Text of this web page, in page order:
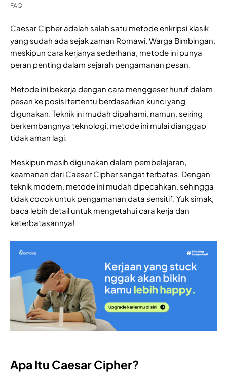
FAQ
Caesar Cipher adalah salah satu metode enkripsi klasik
yang sudah ada sejak zaman Romawi. Warga Bimbingan,
meskipun cara kerjanya sederhana, metode ini punya
peran penting dalam sejarah pengamanan pesan.
Metode ini bekerja dengan cara menggeser huruf dalam
pesan ke posisi tertentu berdasarkan kunci yang
digunakan. Teknik ini mudah dipahami, namun, seiring
berkembangnya teknologi, metode ini mulai dianggap
tidak aman lagi.
Meskipun masih digunakan dalam pembelajaran,
keamanan dari Caesar Cipher sangat terbatas. Dengan
teknik modern, metode ini mudah dipecahkan, sehingga
tidak cocok untuk pengamanan data sensitif. Yuk simak,
baca lebih detail untuk mengetahui cara kerja dan
keterbatasannya!
Apa Itu Caesar Cipher?